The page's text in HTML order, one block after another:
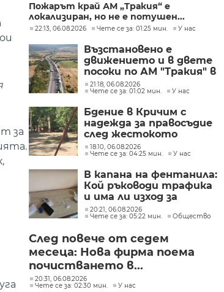
за
Пожарът край АМ „Тракия“ е
локализиран, но не е потушен...
22:13, 06.08.2026 Чете се за: 01:25 мин. У нас
Възстановено е
движението и в двете
посоки по АМ "Тракия" в
района на 69-тия
километър
21:18, 06.08.2026
Чете се за: 01:02 мин.
У нас
Бдение в Кричим с
надежда за правосъдие
след жестокото
убийство на млад мъж
в Пловдив от
18:10, 06.08.2026
Чете се за: 04:25 мин.
У нас
В капана на фентанила:
Кой ръководи трафика
и има ли изход за
пристрастените?
20:21, 06.08.2026
Чете се за: 05:22 мин.
Общество
След повече от седем
месеца: Нова фирма поема
почистването в...
20:31, 06.08.2026
Чете се за: 02:30 мин.
У нас